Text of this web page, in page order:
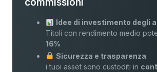
Idee di investimento degli
Titoli con rendimento medio
16%
Sicurezza e trasparenza
i tuoi asset sono custoditi in